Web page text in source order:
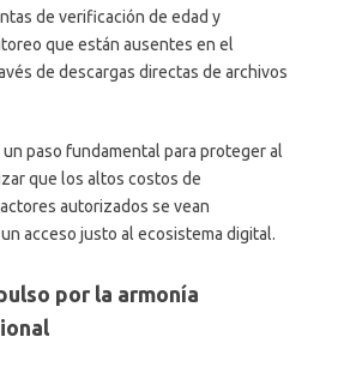
de verificación de edad y
que están ausentes en el
de descargas directas de archivos
un paso fundamental para proteger al
que los altos costos de
autorizados se vean
acceso justo al ecosistema digital.
por la armonía